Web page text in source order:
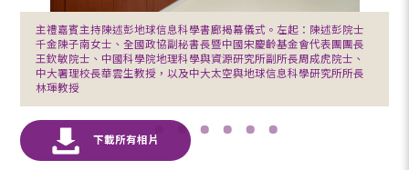
主禮嘉賓主持陳述彭地球信息科學書廊揭幕儀式。左起：陳述彭院士
千金陳子南女士、全國政協副秘書長暨中國宋慶齡基金會代表團團長
王欽敏院士、中國科學院地理科學與資源研究所副所長周成虎院士、
中大署理校長華雲生教授，以及中大太空與地球信息科學研究所所長
林琿教授